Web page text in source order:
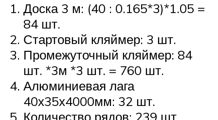
Доска 3 м: (40 : 0.165*3)*1.05 =
84 шт.
Стартовый кляймер: 3 шт.
Промежуточный кляймер: 84
шт. *3м *3 шт. = 760 шт.
Алюминиевая лага
40х35х4000мм: 32 шт.
Количество рядов: 239 шт.